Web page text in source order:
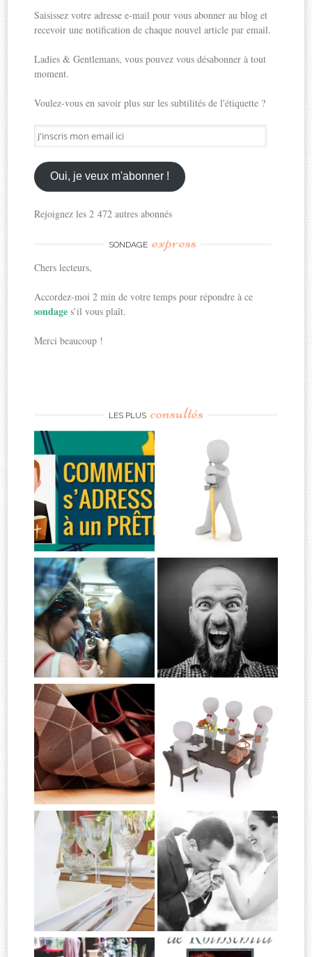
Saisissez votre adresse e-mail pour vous abonner au blog et
recevoir une notification de chaque nouvel article par email.
Ladies & Gentlemans, vous pouvez vous désabonner à tout
moment.
Voulez-vous en savoir plus sur les subtilités de l'étiquette ?
J'inscris
mon
email
ici
Oui, je veux m'abonner !
Rejoignez les 2 472 autres abonnés
SONDAGE express
Chers lecteurs,
Accordez-moi 2 min de votre temps pour répondre à ce
sondages’il vous plaît.
Merci beaucoup !
LES PLUS consultés